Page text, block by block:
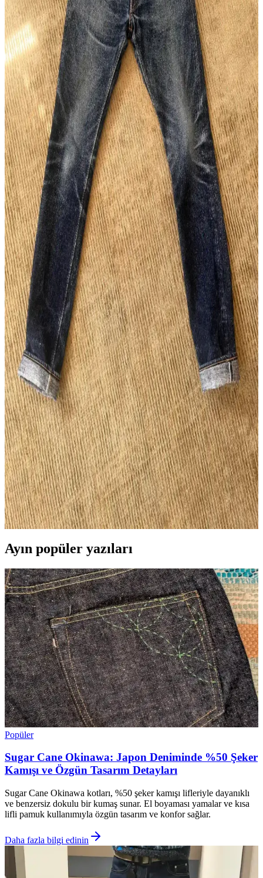
Japon Raw Denim Koleksiyonları: Warehouse,
Samurai, Iron Heart ve Resolute Modellerinin
Detaylı İncelemesi
Japon raw denim markalarının farklı kumaş ağırlıkları, kesimleri ve
dayanıklılık özellikleri detaylı inceleniyor. Doğru fit ve kumaş
seçimi denim deneyimini belirliyor.
Omoto 0611 15.5oz Slub Relax Fit Button Fly:
Japon Selvedge Deniminde Yeni Bir Alternatif
Omoto'nun 0611 modeli, 15.5oz slub kumaşı ve rahat kesimiyle
Japon selvedge deniminde özgün bir seçenek sunuyor. Kaliteli
pamuk karışımı ve detaylara verilen önemle konfor ve dayanıklılık
sağlanıyor.
Raw Denim ve Sahte Ürünlerle Mücadelede Studio
D'Artisan Örneği ve Alışveriş Rehberi
Raw denim sektöründe sahte ürünler, özellikle Studio D'Artisan gibi
markalarda alıcıların orijinallik tespiti yapmasını zorlaştırıyor.
Güvenilir satıcı seçimi ve detaylı inceleme önem kazanıyor.
Wingman Denim 23oz Keten Denim: Güneydoğu
Asya'nın Ham Denim Trendleri ve Dayanıklılığı
Wingman Denim'in 23oz keten denim kotları, dayanıklılığı ve doğal
solma süreciyle ham denim tutkunlarının ilgisini çekiyor. Beden
seçenekleri ve tasarım eleştirileri markanın uluslararası pazardaki
konumunu etkiliyor.
Flat Head FN-D111 14.5oz Wide Straight LHT Kot
Pantolon Özellikleri ve Kullanıcı Yorumları
Flat Head FN-D111 14.5oz Wide Straight LHT, geniş kesimi, özgün
renk detayları ve dayanıklı kumaşıyla günlük kullanım için ideal bir
kot pantolon olarak öne çıkıyor. Beden uyumu ve solma özellikleri
kullanıcı deneyimlerine göre değişiyor.
Pure Blue Japan SR-013 Raw Denim Pantolonların
5 Yıllık Kullanım ve Solma İncelemesi
Pure Blue Japan SR-013 model raw denim pantolon, 5 yıl boyunca
düzenli kullanımla kalın slubby kumaşı ve yoğun indigo boyası
sayesinde benzersiz solma desenleri ve dayanıklılık sunar.
Ayın popüler yazıları
Popüler
Sugar Cane Okinawa: Japon Deniminde %50 Şeker
Kamışı ve Özgün Tasarım Detayları
Sugar Cane Okinawa kotları, %50 şeker kamışı lifleriyle dayanıklı
ve benzersiz dokulu bir kumaş sunar. El boyaması yamalar ve kısa
lifli pamuk kullanımıyla özgün tasarım ve konfor sağlar.
Daha fazla bilgi edinin